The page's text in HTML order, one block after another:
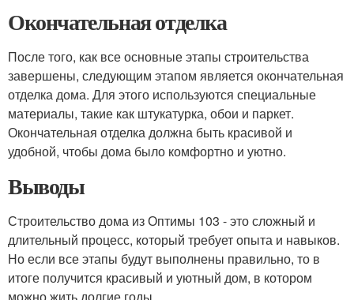
Окончательная отделка
После того, как все основные этапы строительства
завершены, следующим этапом является окончательная
отделка дома. Для этого используются специальные
материалы, такие как штукатурка, обои и паркет.
Окончательная отделка должна быть красивой и
удобной, чтобы дома было комфортно и уютно.
Выводы
Строительство дома из Оптимы 103 - это сложный и
длительный процесс, который требует опыта и навыков.
Но если все этапы будут выполнены правильно, то в
итоге получится красивый и уютный дом, в котором